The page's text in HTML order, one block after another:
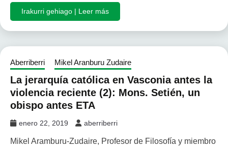
Irakurri gehiago | Leer más
Aberriberri Mikel Aranburu Zudaire
La jerarquía católica en Vasconia antes la
violencia reciente (2): Mons. Setién, un
obispo antes ETA
enero 22, 2019 aberriberri
Mikel Aramburu-Zudaire, Profesor de Filosofía y miembro